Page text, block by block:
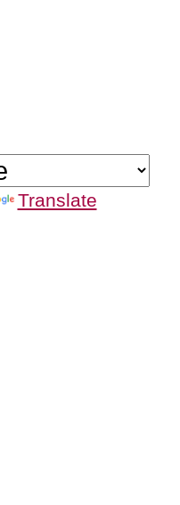
Translate